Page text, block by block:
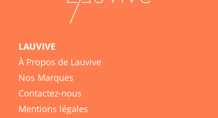
LAUVIVE
À Propos de Lauvive
Nos Marques
Contactez-nous
Mentions légales